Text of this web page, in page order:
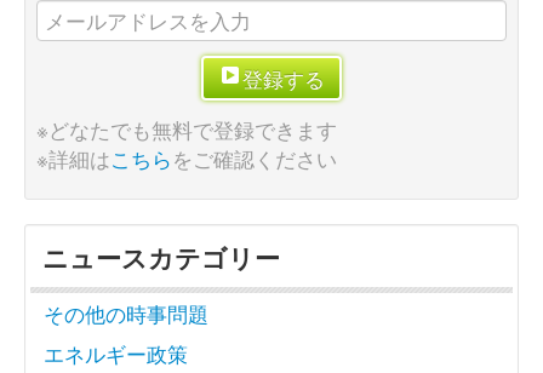
登録する
※どなたでも無料で登録できます
※詳細はこちらをご確認ください
ニュースカテゴリー
その他の時事問題
エネルギー政策